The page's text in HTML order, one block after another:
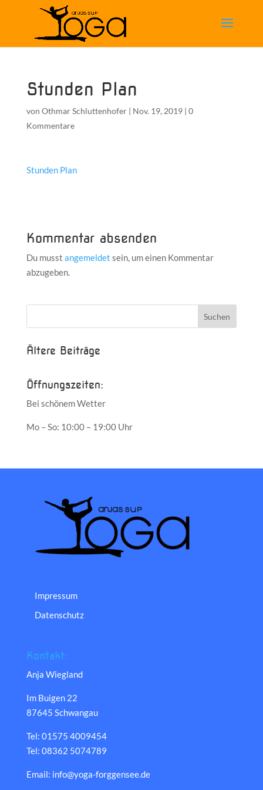
Stunden Plan
von Othmar Schluttenhofer| Nov. 19, 2019| 0
Kommentare
Stunden Plan
Kommentar absenden
Du musst angemeldet sein, um einen Kommentar
abzugeben.
Ältere Beiträge
Öffnungszeiten:
Bei schönem Wetter
Mo – So: 10:00 – 19:00 Uhr
Impressum
Datenschutz
Kontakt:
Anja Wiegland
Im Buigen 22
87645 Schwangau
Tel: 01575 4009454
Tel: 08362 5074789
Email: info@yoga-forggensee.de